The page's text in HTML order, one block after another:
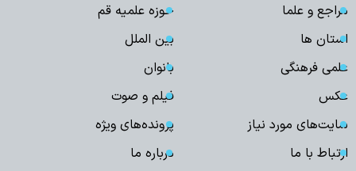
مراجع و علما
حوزه علمیه قم
استان ها
بین الملل
علمی فرهنگی
بانوان
عکس
فیلم و صوت
سایت‌های مورد نیاز
پرونده‌های ویژه
ارتباط با ما
درباره ما